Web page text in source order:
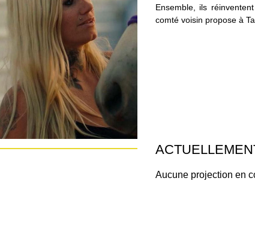
Ensemble, ils
comté voisin propose à
Aucune projection en